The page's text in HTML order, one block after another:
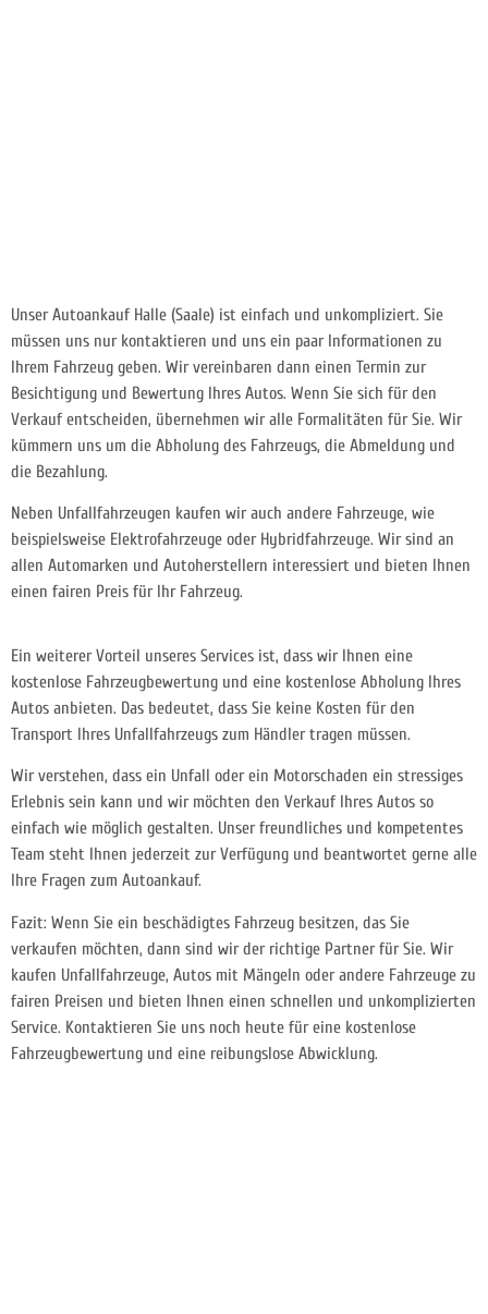
Unser Autoankauf Halle (Saale) ist einfach und unkompliziert. Sie
müssen uns nur kontaktieren und uns ein paar Informationen zu
Ihrem Fahrzeug geben. Wir vereinbaren dann einen Termin zur
Besichtigung und Bewertung Ihres Autos. Wenn Sie sich für den
Verkauf entscheiden, übernehmen wir alle Formalitäten für Sie. Wir
kümmern uns um die Abholung des Fahrzeugs, die Abmeldung und
die Bezahlung.
Neben Unfallfahrzeugen kaufen wir auch andere Fahrzeuge, wie
beispielsweise Elektrofahrzeuge oder Hybridfahrzeuge. Wir sind an
allen Automarken und Autoherstellern interessiert und bieten Ihnen
einen fairen Preis für Ihr Fahrzeug.
Ein weiterer Vorteil unseres Services ist, dass wir Ihnen eine
kostenlose Fahrzeugbewertung und eine kostenlose Abholung Ihres
Autos anbieten. Das bedeutet, dass Sie keine Kosten für den
Transport Ihres Unfallfahrzeugs zum Händler tragen müssen.
Wir verstehen, dass ein Unfall oder ein Motorschaden ein stressiges
Erlebnis sein kann und wir möchten den Verkauf Ihres Autos so
einfach wie möglich gestalten. Unser freundliches und kompetentes
Team steht Ihnen jederzeit zur Verfügung und beantwortet gerne alle
Ihre Fragen zum Autoankauf.
Fazit: Wenn Sie ein beschädigtes Fahrzeug besitzen, das Sie
verkaufen möchten, dann sind wir der richtige Partner für Sie. Wir
kaufen Unfallfahrzeuge, Autos mit Mängeln oder andere Fahrzeuge zu
fairen Preisen und bieten Ihnen einen schnellen und unkomplizierten
Service. Kontaktieren Sie uns noch heute für eine kostenlose
Fahrzeugbewertung und eine reibungslose Abwicklung.